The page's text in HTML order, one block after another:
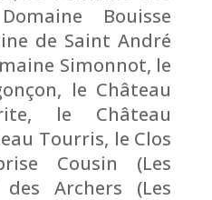
Bouisse
de Saint André
Simonnot, le
le Château
le Château
Tourris, le Clos
Cousin (Les
Archers (Les